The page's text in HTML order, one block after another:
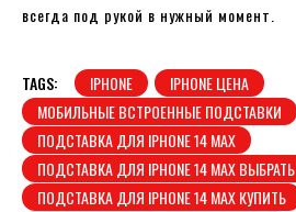
всегда под рукой в ​​нужный момент.
TAGS: IPHONE
IPHONE ЦЕНА
МОБИЛЬНЫЕ ВСТРОЕННЫЕ ПОДСТАВКИ
ПОДСТАВКА ДЛЯ IPHONE 14 MAX
ПОДСТАВКА ДЛЯ IPHONE 14 MAX ВЫБРАТЬ
ПОДСТАВКА ДЛЯ IPHONE 14 MAX КУПИТЬ